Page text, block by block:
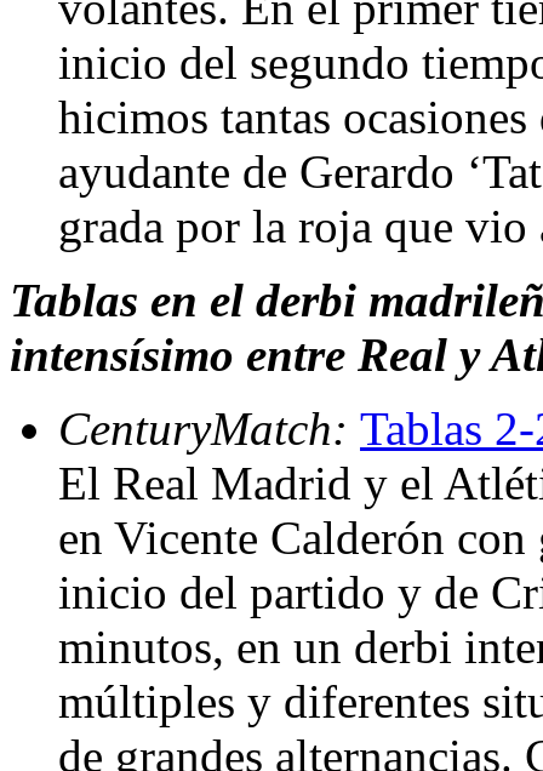
inicio del segundo
hicimos tantas
ayudante de Gerardo
grada por la roja que
Tablas en el derbi
intensísimo entre Real y
CenturyMatch: Tablas
El Real Madrid y el
en Vicente Calderón con
inicio del partido y de
minutos, en un derbi
múltiples y diferentes
de grandes alternancias.